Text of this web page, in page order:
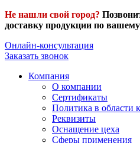
Не нашли свой город?
доставку продукции по вашему
Онлайн-консультация
Заказать звонок
Компания
О компании
Сертификаты
Политика в области
Реквизиты
Оснащение цеха
Сферы применения